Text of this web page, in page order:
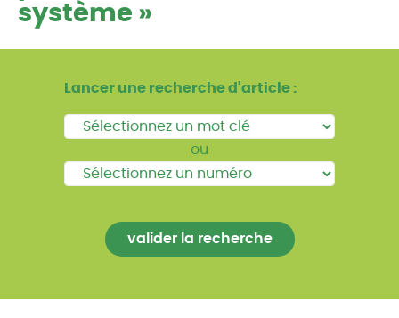
système »
Lancer une recherche d'article :
ou